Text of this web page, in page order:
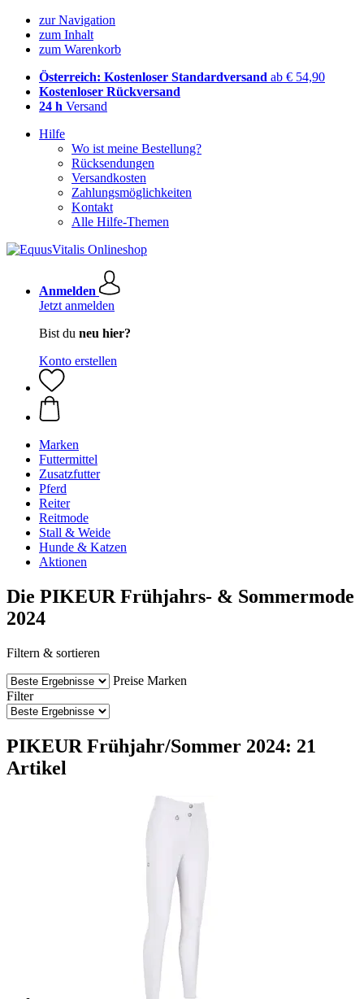
zur Navigation
zum Inhalt
zum Warenkorb
Österreich: Kostenloser Standardversand ab € 54,90
Kostenloser Rückversand
24 h Versand
Hilfe
Wo ist meine Bestellung?
Rücksendungen
Versandkosten
Zahlungsmöglichkeiten
Kontakt
Alle Hilfe-Themen
Anmelden
Jetzt anmelden
Bist du neu hier?
Konto erstellen
Marken
Futtermittel
Zusatzfutter
Pferd
Reiter
Reitmode
Stall & Weide
Hunde & Katzen
Aktionen
Die PIKEUR Frühjahrs- & Sommermode
2024
Filtern & sortieren
Preise Marken
Filter
PIKEUR Frühjahr/Sommer 2024: 21
Artikel